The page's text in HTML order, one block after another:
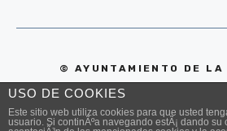
© AYUNTAMIENTO DE
POLÍTICA DE
USO DE COOKIES
Este sitio web utiliza cookies para que usted
usuario. Si continÃºa navegando estÃ¡ dando